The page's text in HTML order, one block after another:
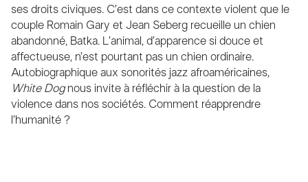
ses droits civiques. C’est dans ce contexte violent que le
couple Romain Gary et Jean Seberg recueille un chien
abandonné, Batka. L’animal, d’apparence si douce et
affectueuse, n’est pourtant pas un chien ordinaire.
Autobiographique aux sonorités jazz afroaméricaines,
White Dognous invite à réfléchir à la question de la
violence dans nos sociétés. Comment réapprendre
l’humanité ?